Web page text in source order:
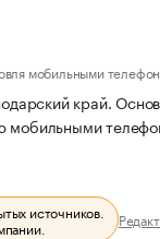
мобильными
край.
источников.